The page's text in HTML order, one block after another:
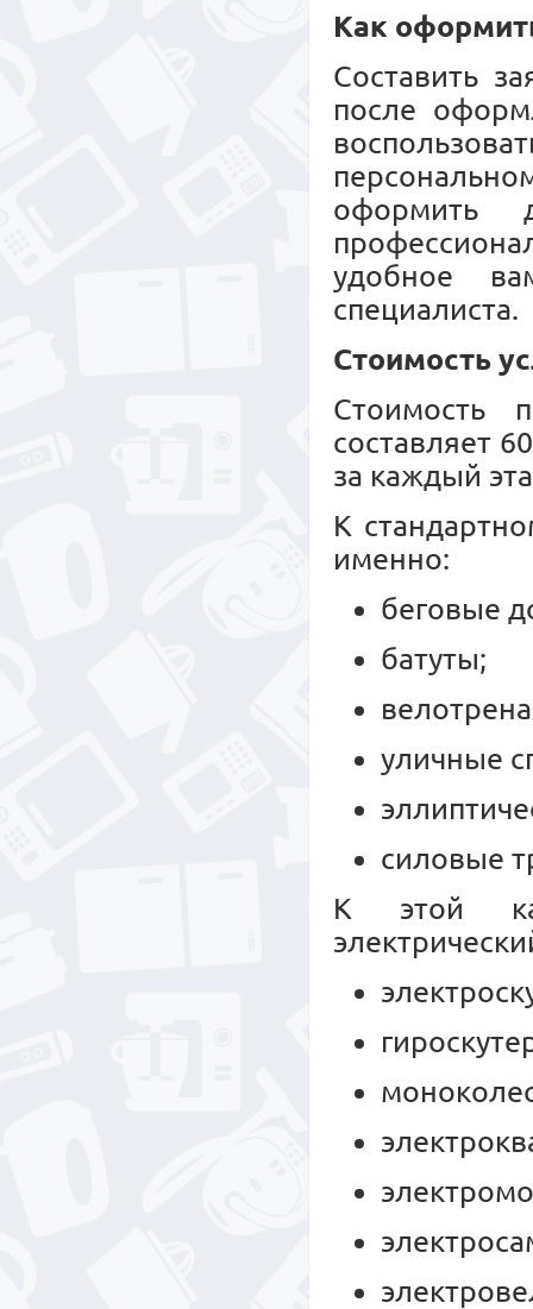
Как
Составить
после
удобное
специалиста.
Стоимость
Стоимость
составляет
за каждый
К
именно:
беговые
батуты;
уличные
силовые
К этой